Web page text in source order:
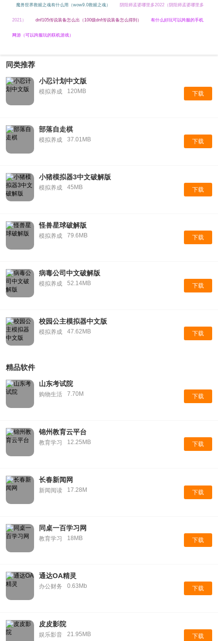
魔兽世界救赎之魂有什么用（wow9.0救赎之魂） 阴阳师孟婆哪里多2022（阴阳师孟婆哪里多
2021） dnf105传说装备怎么出（100级dnf传说装备怎么得到） 有什么好玩可以跨服的手机
网游（可以跨服玩的联机游戏）
同类推荐
小忍计划中文版
模拟养成 120MB 下载
部落自走棋
模拟养成 37.01MB 下载
小猪模拟器3中文破解版
模拟养成 45MB 下载
怪兽星球破解版
模拟养成 79.6MB 下载
病毒公司中文破解版
模拟养成 52.14MB 下载
校园公主模拟器中文版
模拟养成 47.62MB 下载
精品软件
山东考试院
购物生活 7.70M 下载
锦州教育云平台
教育学习 12.25MB 下载
长春新闻网
新闻阅读 17.28M 下载
同桌一百学习网
教育学习 18MB 下载
通达OA精灵
办公财务 0.63Mb 下载
皮皮影院
娱乐影音 21.95MB 下载